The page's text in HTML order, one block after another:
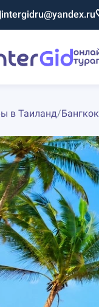
intergidru@yandex.ru
в Таиланд/Бангкок